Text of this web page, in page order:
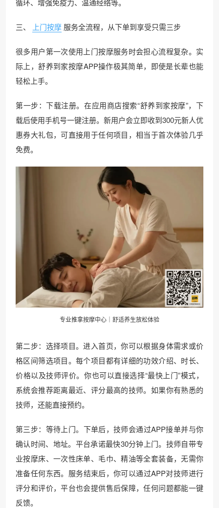
循环、增强免疫力、温通经络等。
三、 上门按摩 服务全流程，从下单到享受只需三步
很多用户第一次使用上门按摩服务时会担心流程复杂。实
际上，舒养到家按摩APP操作极其简单，即使是长辈也能
轻松上手。
第一步：下载注册。在应用商店搜索“舒养到家按摩”，下
载后使用手机号一键注册。新用户会立即收到300元新人优
惠券大礼包，可直接用于任何项目，相当于首次体验几乎
免费。
专业推拿按摩中心｜舒适养生放松体验
第二步：选择项目。进入首页，你可以根据身体需求或价
格区间筛选项目。每个项目都有详细的功效介绍、时长、
价格以及技师评价。你也可以直接选择“最快上门”模式，
系统会推荐距离最近、评分最高的技师。如果你有熟悉的
技师，还能直接预约。
第三步：等待上门。下单后，技师会通过APP接单并与你
确认时间、地址。平台承诺最快30分钟上门。技师自带专
业按摩床、一次性床单、毛巾、精油等全套装备，无需你
准备任何东西。服务结束后，你可以通过APP对技师进行
评分和评价，平台也会提供售后保障，任何问题都能一键
反馈。